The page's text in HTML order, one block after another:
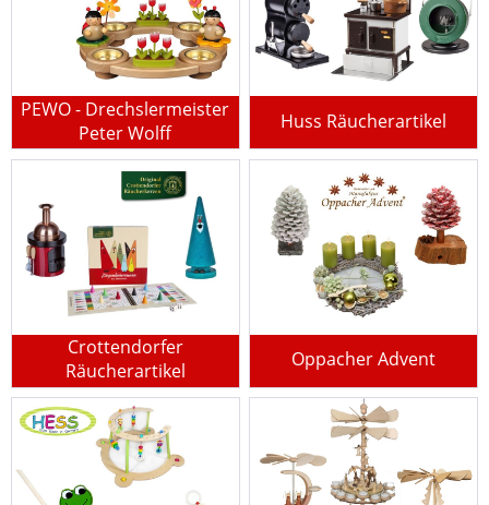
PEWO - Drechslermeister
Peter Wolff
Huss Räucherartikel
Crottendorfer
Räucherartikel
Oppacher Advent